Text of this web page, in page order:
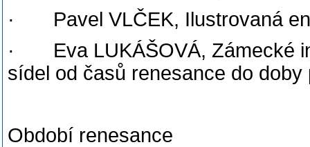
· Pavel VLČEK, Ilustrovaná
· Eva LUKÁŠOVÁ, Zámecké
sídel od časů renesance do
Období renesance